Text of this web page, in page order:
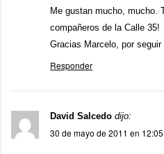
Me gustan mucho, mucho.
compañeros de la Calle 35!
Gracias Marcelo, por
Responder
David Salcedo dijo:
30 de mayo de 2011 en 12:05